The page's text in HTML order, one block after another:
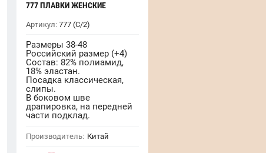
777 ПЛАВКИ ЖЕНСКИЕ
Артикул: 777 (С/2)
Размеры 38-48
Российский размер (+4)
Состав: 82% полиамид,
18% эластан.
Посадка классическая,
слипы.
В боковом шве
драпировка, на передней
части подклад.
Производитель: Китай